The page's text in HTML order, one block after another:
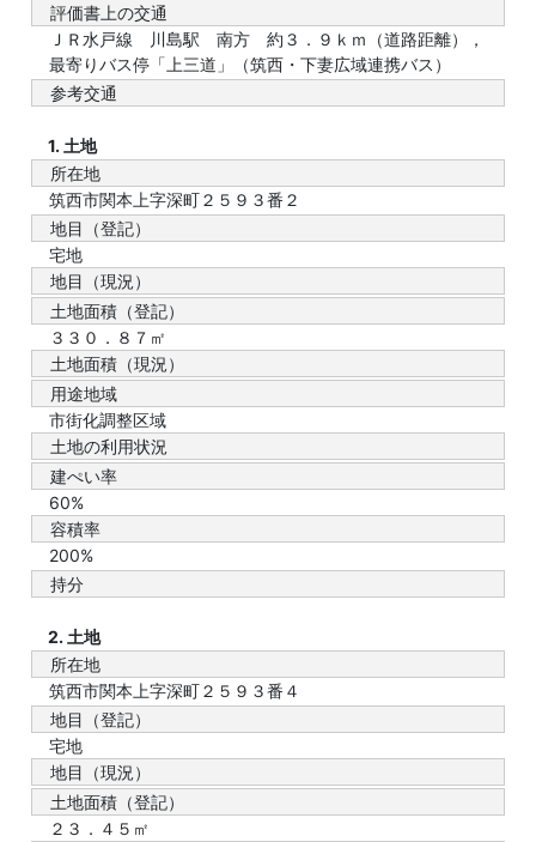
評価書上の交通
ＪＲ水戸線 川島駅 南方 約３．９ｋｍ（道路距離），
最寄りバス停「上三道」（筑西・下妻広域連携バス）
参考交通
1. 土地
所在地
筑西市関本上字深町２５９３番２
地目（登記）
宅地
地目（現況）
土地面積（登記）
３３０．８７㎡
土地面積（現況）
用途地域
市街化調整区域
土地の利用状況
建ぺい率
60%
容積率
200%
持分
2. 土地
所在地
筑西市関本上字深町２５９３番４
地目（登記）
宅地
地目（現況）
土地面積（登記）
２３．４５㎡